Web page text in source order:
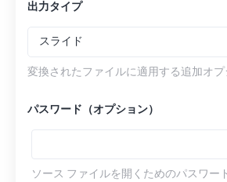
出力タイプ
スライド
変換されたファイルに適用する追加オプ
パスワード（オプション）
ソース ファイルを開くためのパスワー